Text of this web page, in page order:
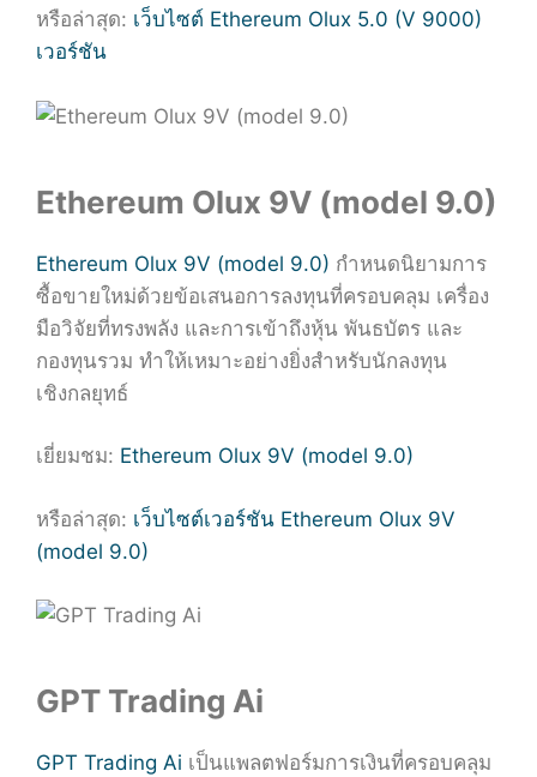
หรือล่าสุด: เว็บไซต์ Ethereum Olux 5.0 (V 9000)
เวอร์ชัน
Ethereum Olux 9V (model 9.0)
Ethereum Olux 9V (model 9.0) กำหนดนิยามการ
ซื้อขายใหม่ด้วยข้อเสนอการลงทุนที่ครอบคลุม เครื่อง
มือวิจัยที่ทรงพลัง และการเข้าถึงหุ้น พันธบัตร และ
กองทุนรวม ทำให้เหมาะอย่างยิ่งสำหรับนักลงทุน
เชิงกลยุทธ์
เยี่ยมชม: Ethereum Olux 9V (model 9.0)
หรือล่าสุด: เว็บไซต์เวอร์ชัน Ethereum Olux 9V
(model 9.0)
GPT Trading Ai
GPT Trading Ai เป็นแพลตฟอร์มการเงินที่ครอบคลุม